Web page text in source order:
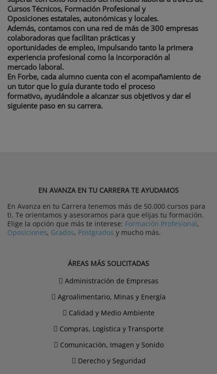
Cursos Técnicos, Formación Profesional y
Oposiciones estatales, autonómicas y locales.
Además, contamos con una red de más de 300 empresas
colaboradoras que facilitan prácticas y
oportunidades de empleo, impulsando tanto la primera
experiencia profesional como la incorporación al
mercado laboral.
En Forbe, cada alumno cuenta con el acompañamiento de
un tutor que lo guía durante todo el proceso
formativo, ayudándole a alcanzar sus objetivos y dar el
siguiente paso en su carrera.
EN AVANZA EN TU CARRERA TE AYUDAMOS
En Avanza en tu Carrera tenemos más de 50.000 cursos para
ti. Te orientamos y asesoramos para que elijas tu formación.
Elige la opción que más te interese: Formación Profesional,
Oposiciones, Grados, Postgrados y mucho más.
ÁREAS MÁS SOLICITADAS
Administración de Empresas
Agroalimentario, Minas y Energía
Calidad y Medio Ambiente
Compras, Logística y Transporte
Comunicación, Imagen y Sonido
Derecho y Seguridad